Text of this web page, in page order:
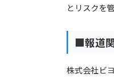
とリスクを
■報道
株式会社ビ